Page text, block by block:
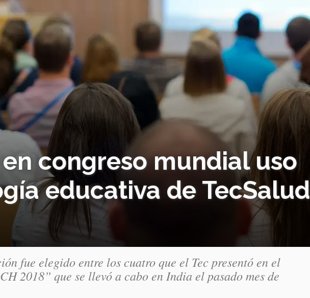
congreso mundial uso
educativa de TecSalud
fue elegido entre los cuatro que el Tec presentó en el
2018” que se llevó a cabo en India el pasado mes de